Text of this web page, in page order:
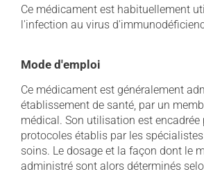
Ce médicament est habituellement
l'infection au virus
Mode d'emploi
Ce médicament est généralement
établissement de santé, par un
médical. Son utilisation est encadrée
protocoles établis par les
soins. Le dosage et la façon dont le
administré sont alors déterminés